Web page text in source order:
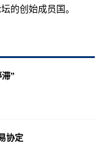
的创始成员国。
”
协定